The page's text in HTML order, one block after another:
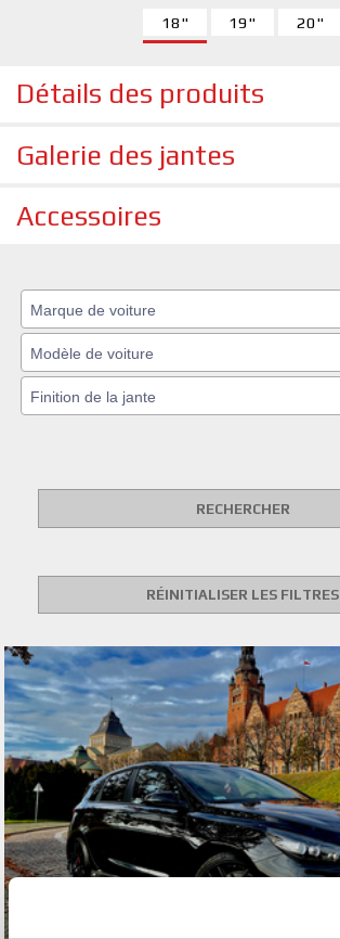
18" 19" 20"
Détails des produits
Galerie des jantes
Accessoires
RECHERCHER
RÉINITIALISER LES FILTRES